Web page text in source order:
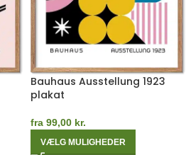
Bauhaus Ausstellung 1923
plakat
fra 99,00 kr.
VÆLG MULIGHEDER